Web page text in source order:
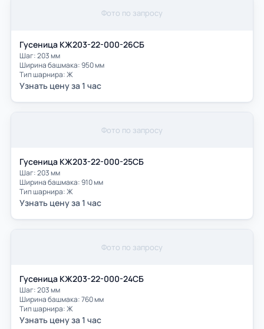
Фото по запросу
Гусеница КЖ203-22-000-26СБ
Шаг: 203 мм
Ширина башмака: 950 мм
Тип шарнира: Ж
Узнать цену за 1 час
Фото по запросу
Гусеница КЖ203-22-000-25СБ
Шаг: 203 мм
Ширина башмака: 910 мм
Тип шарнира: Ж
Узнать цену за 1 час
Фото по запросу
Гусеница КЖ203-22-000-24СБ
Шаг: 203 мм
Ширина башмака: 760 мм
Тип шарнира: Ж
Узнать цену за 1 час